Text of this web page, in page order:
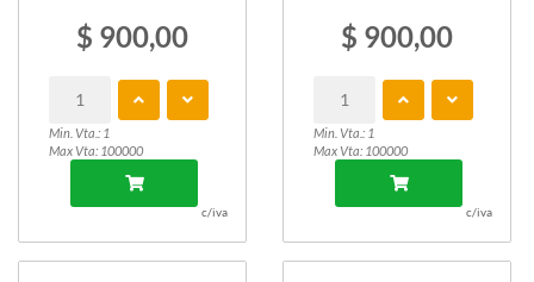
$ 900,00
Min. Vta.: 1
Max Vta: 100000
c/iva
$ 900,00
Min. Vta.: 1
Max Vta: 100000
c/iva